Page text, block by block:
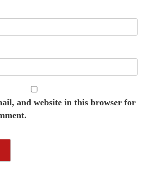
and website in this browser for